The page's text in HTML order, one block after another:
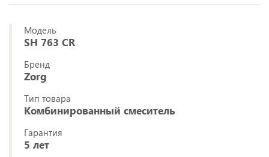
Модель
SH 763 CR
Бренд
Zorg
Тип товара
Комбинированный смеситель
Гарантия
5 лет